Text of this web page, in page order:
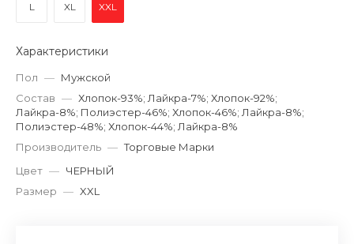
L XL XXL
Характеристики
Пол — Мужской
Состав — Хлопок-93%; Лайкра-7%; Хлопок-92%;
Лайкра-8%; Полиэстер-46%; Хлопок-46%; Лайкра-8%;
Полиэстер-48%; Хлопок-44%; Лайкра-8%
Производитель — Торговые Марки
Цвет — ЧЕРНЫЙ
Размер — XXL